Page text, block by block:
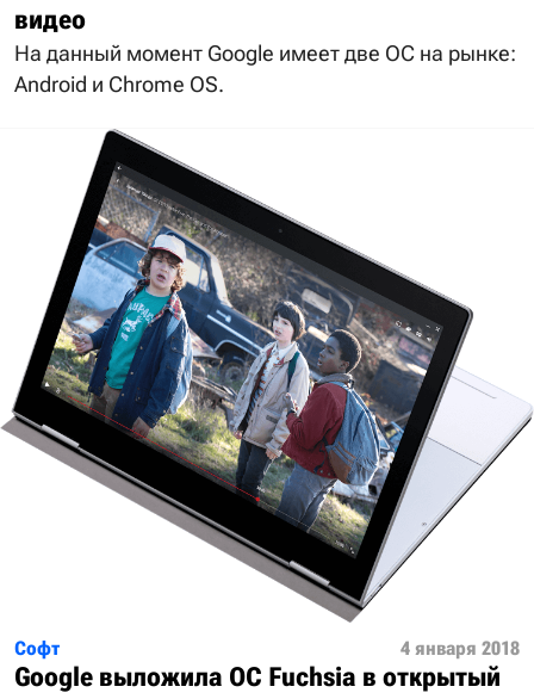
видео
На данный момент Google имеет две ОС на рынке:
Android и Chrome OS.
Софт 4 января 2018
Google выложила ОС Fuchsia в открытый